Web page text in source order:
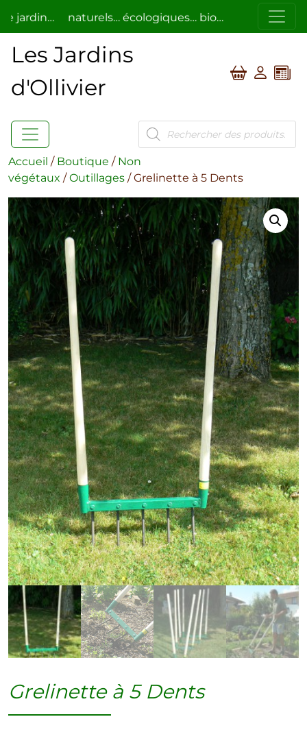
naturels… écologiques… bio… respectueux de
Les Jardins
d'Ollivier
Recherche
de
produits
Accueil / Boutique / Non
végétaux /Outillages / Grelinette à 5 Dents
Grelinette à 5 Dents